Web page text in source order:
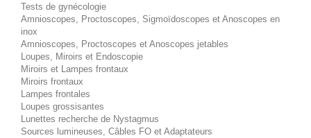
Tests de gynécologie
Amnioscopes, Proctoscopes, Sigmoïdoscopes et Anoscopes en
inox
Amnioscopes, Proctoscopes et Anoscopes jetables
Loupes, Miroirs et Endoscopie
Miroirs et Lampes frontaux
Miroirs frontaux
Lampes frontales
Loupes grossisantes
Lunettes recherche de Nystagmus
Sources lumineuses, Câbles FO et Adaptateurs